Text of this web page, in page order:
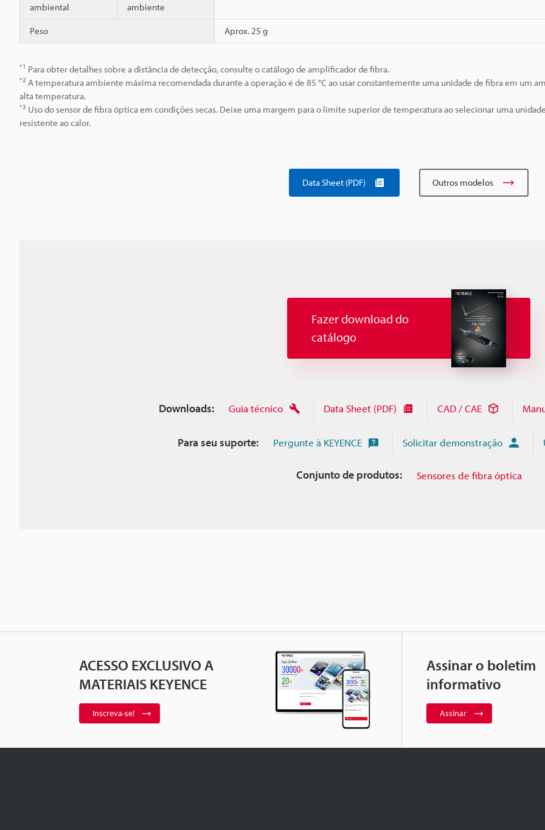
ambiental
ambiente
Peso Aprox. 25 g
*1 Para obter detalhes sobre a distância de detecção, consulte o catálogo de amplificador de fibra.
*2 A temperatura ambiente máxima recomendada durante a operação é de 85 °C ao usar constantemente uma unidade de fibra em um
alta temperatura.
*3 Uso do sensor de fibra óptica em condições secas. Deixe uma margem para o limite superior de temperatura ao selecionar uma
resistente ao calor.
Data Sheet (PDF) Outros modelos
Fazer download do
catálogo
Downloads: Guia técnico Data Sheet (PDF) CAD / CAE
Para seu suporte: Pergunte à KEYENCE Solicitar demonstração
Conjunto de produtos: Sensores de fibra óptica
ACESSO EXCLUSIVO A
MATERIAIS KEYENCE
Inscreva-se!
Assinar o boletim
informativo
Assinar